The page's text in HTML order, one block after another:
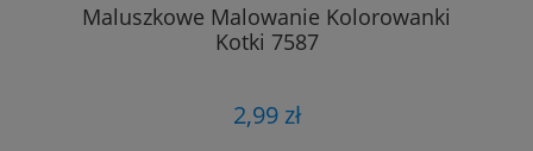
Maluszkowe Malowanie Kolorowanki
Kotki 7587
2,99 zł